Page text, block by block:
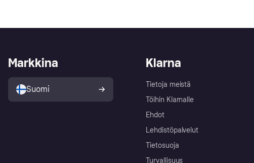
Klarna
Tietoja meistä
Töihin Klarnalle
Ehdot
Lehdistöpalvelut
Tietosuoja
Turvallisuus
Markkina
Suomi